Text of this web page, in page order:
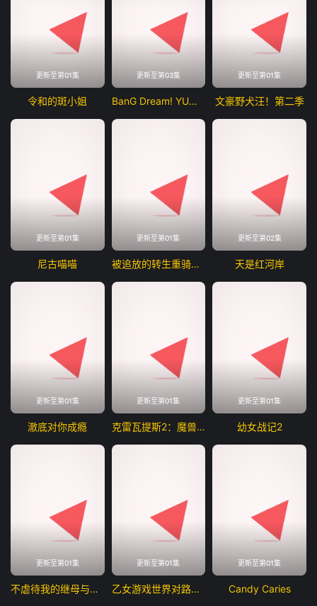
更新至第01集
令和的斑小姐
更新至第03集
BanG Dream! YUME∞MITA
更新至第01集
文豪野犬汪！第二季
更新至第01集
尼古喵喵
更新至第01集
被追放的转生重骑士用游戏知识开无双
更新至第02集
天是红河岸
更新至第01集
澈底对你成瘾
更新至第01集
克雷瓦提斯2：魔兽之王与虚伪的勇者传承
更新至第01集
幼女战记2
更新至第01集
不虐待我的继母与继姐
更新至第01集
乙女游戏世界对路人角色很不友好第二季
更新至第01集
Candy Caries